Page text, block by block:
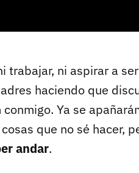
trabajar, ni aspirar a
haciendo que
Ya se
que no sé hacer,
andar.